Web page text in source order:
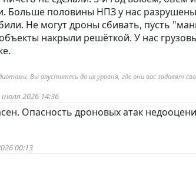
Больше половины НПЗ у нас
Не могут дроны сбивать, пусть
накрыли решёткой. У нас
Вы опуститесь до их уровня, где они вас задавят
июля 2026 14:36
Опасность дроновых атак
00:13